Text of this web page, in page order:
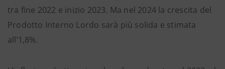
tra fine 2022 e inizio 2023. Ma nel 2024 la crescita del
Prodotto Interno Lordo sarà più solida e stimata
all’1,8%.